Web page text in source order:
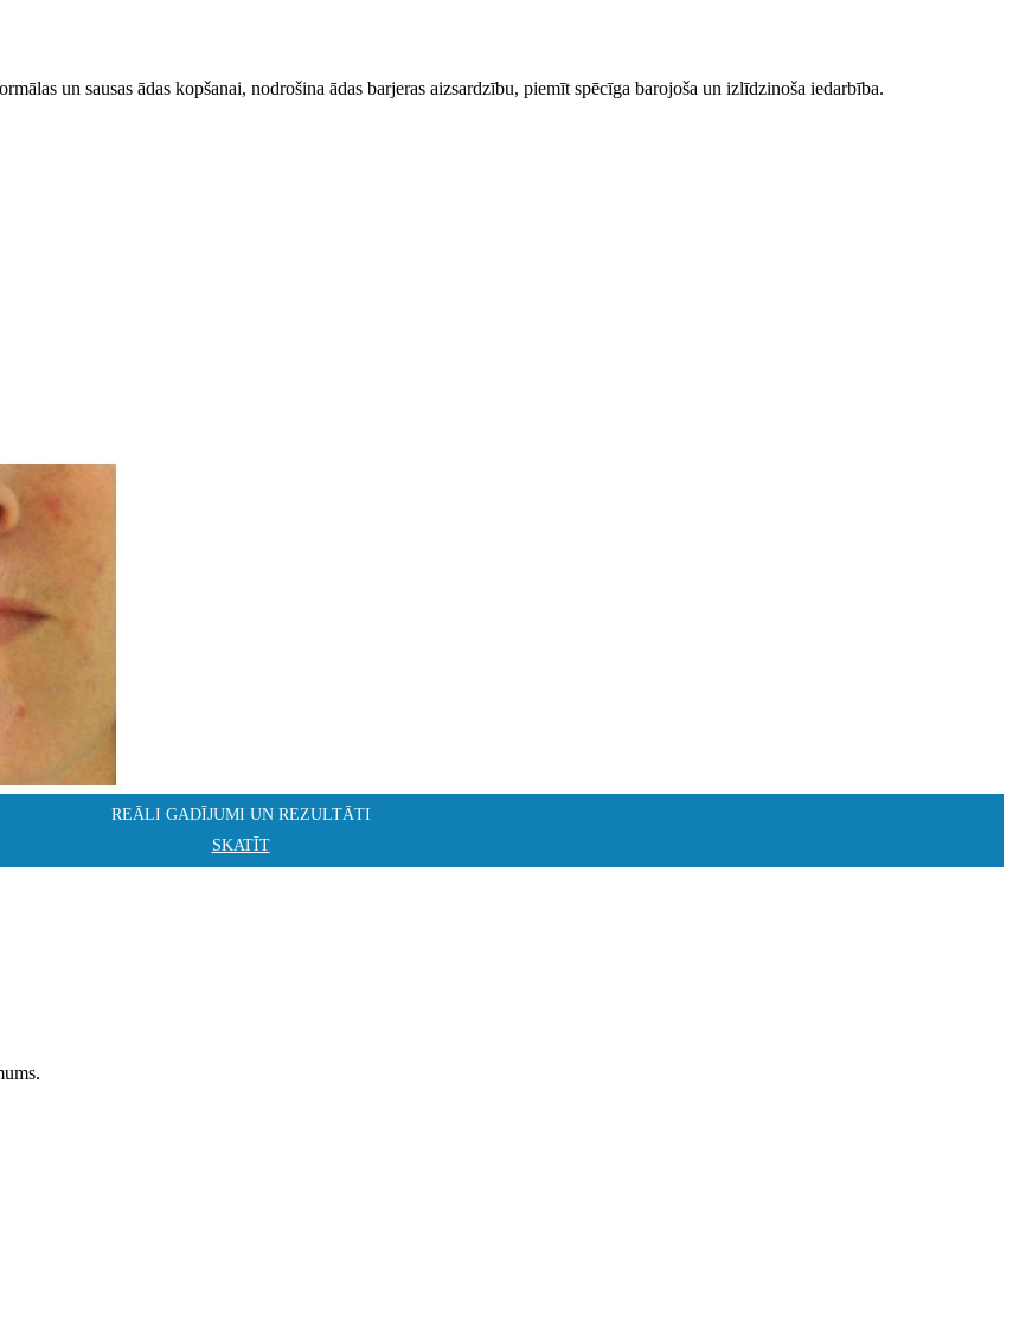
un sausas ādas kopšanai, nodrošina ādas barjeras aizsardzību, piemīt spēcīga barojoša un izlīdzinoša iedarbība.
REĀLI GADĪJUMI UN REZULTĀTI
SKATĪT